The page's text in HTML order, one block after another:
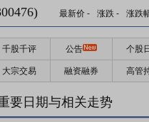
最新价 - 涨跌 - 涨跌
千股千评 公告 个股
大宗交易 融资融券 高管
要日期与相关走势